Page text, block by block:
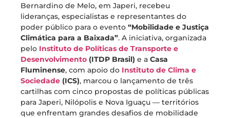
Bernardino de Melo, em Japeri, recebeu
lideranças, especialistas e representantes do
poder público para o evento “Mobilidade e Justiça
Climática para a Baixada”. A iniciativa, organizada
pelo Instituto de Políticas de Transporte e
Desenvolvimento (ITDP Brasil) e a Casa
Fluminense, com apoio do Instituto de Clima e
Sociedade (ICS), marcou o lançamento de três
cartilhas com cinco propostas de políticas públicas
para Japeri, Nilópolis e Nova Iguaçu — territórios
que enfrentam grandes desafios de mobilidade